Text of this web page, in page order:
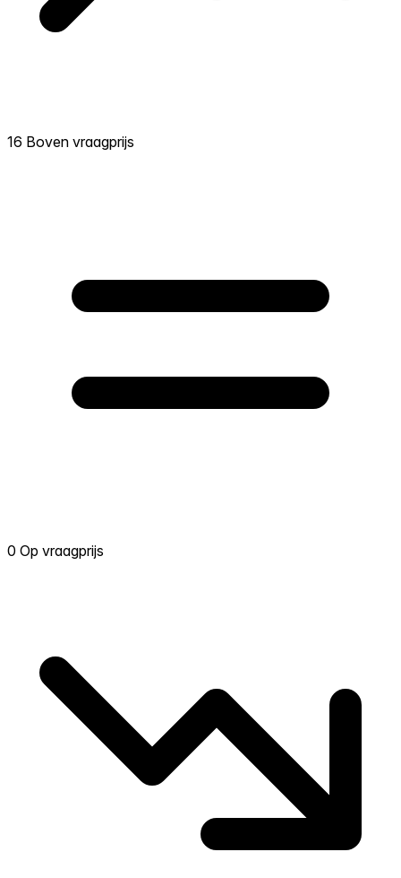
16 Boven vraagprijs
0 Op vraagprijs